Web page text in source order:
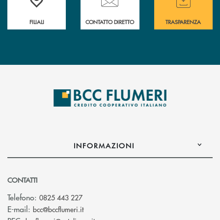
FILIALI CONTATTO DIRETTO TRASPARENZA
INFORMAZIONI
CONTATTI
Telefono: 0825 443 227
E-mail: bcc@bccflumeri.it(si apre l’app di posta elettronica)